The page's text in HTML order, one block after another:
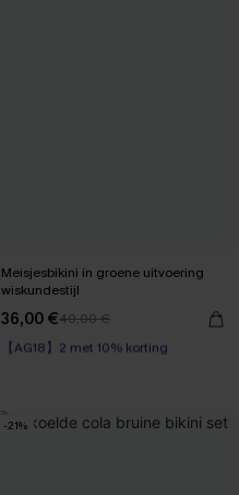
Meisjesbikini in groene uitvoering
wiskundestijl
36,00 €40,00 €
【AG18】2 met 10% korting
Op voorraad
-21%